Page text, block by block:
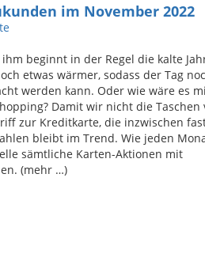
im November 2022
beginnt in der Regel die kalte
etwas wärmer, sodass der Tag
werden kann. Oder wie wäre es
Damit wir nicht die Taschen
zur Kreditkarte, die inzwischen
bleibt im Trend. Wie jeden
sämtliche Karten-Aktionen mit
(mehr …)